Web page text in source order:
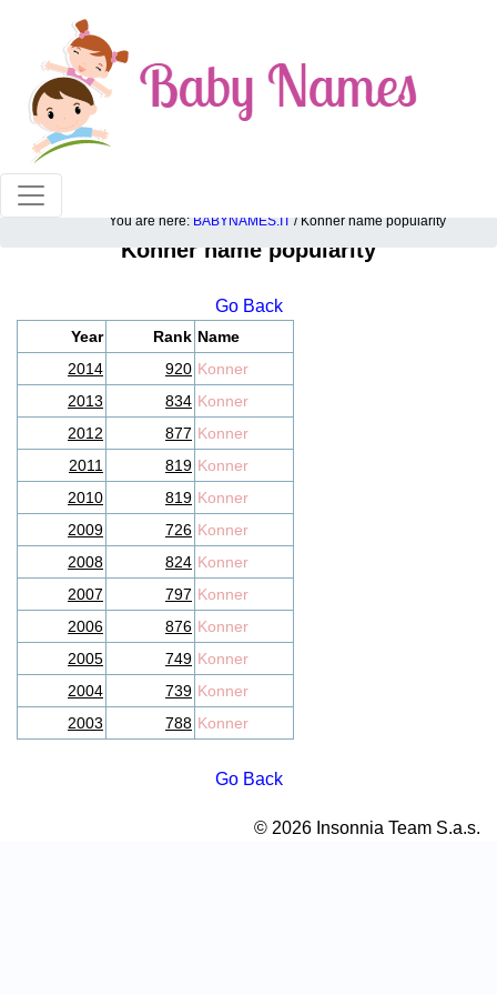
100% American popular baby names!
You are here: BABYNAMES.IT / Konner name popularity
Konner name popularity
Go Back
Year Rank Name
2014
920 Konner
2013
834 Konner
2012
877 Konner
2011
819 Konner
2010
819 Konner
2009
726 Konner
2008
824 Konner
2007
797 Konner
2006
876 Konner
2005
749 Konner
2004
739 Konner
2003
788 Konner
Go Back
© 2026 Insonnia Team S.a.s.